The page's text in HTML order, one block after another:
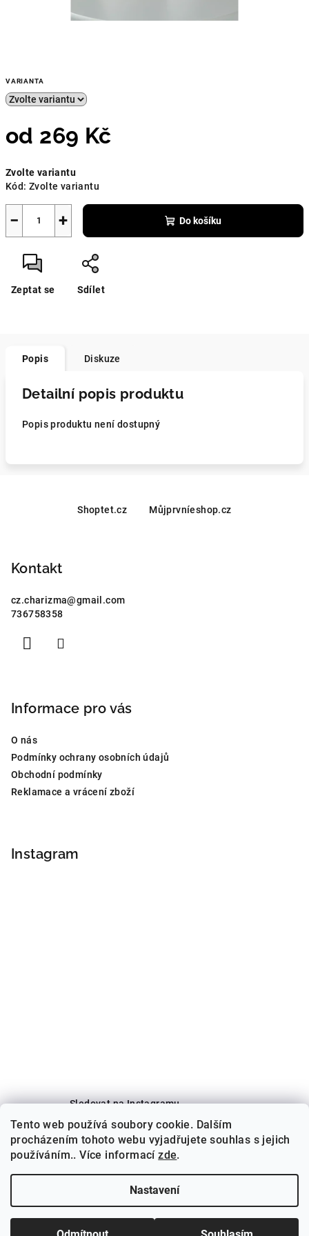
Tento web používá soubory cookie. Dalším
procházením tohoto webu vyjadřujete souhlas s jejich
používáním.. Více informacízde.
Nastavení
VARIANTA
od 269 Kč
cena:
Zvolte variantu
Kód: Zvolte variantu
+
− Do košíku
Zeptat se Sdílet
Popis Diskuze
Detailní popis produktu
Popis produktu není dostupný
Shoptet.cz Můjprvníeshop.cz
Kontakt
cz.charizma@gmail.com
736758358
Informace pro vás
O nás
Podmínky ochrany osobních údajů
Obchodní podmínky
Reklamace a vrácení zboží
Instagram
Sledovat na Instagramu
Facebook
. Všechna práva vyhrazena.